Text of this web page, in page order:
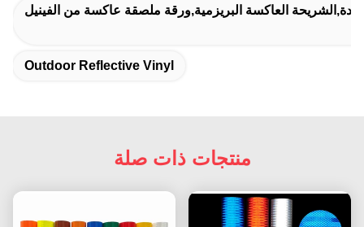
العاكسة البريزمية,ورقة ملصقة عاكسة من الفينيل
Outdoor Reflective Vinyl
منتجات ذات صلة